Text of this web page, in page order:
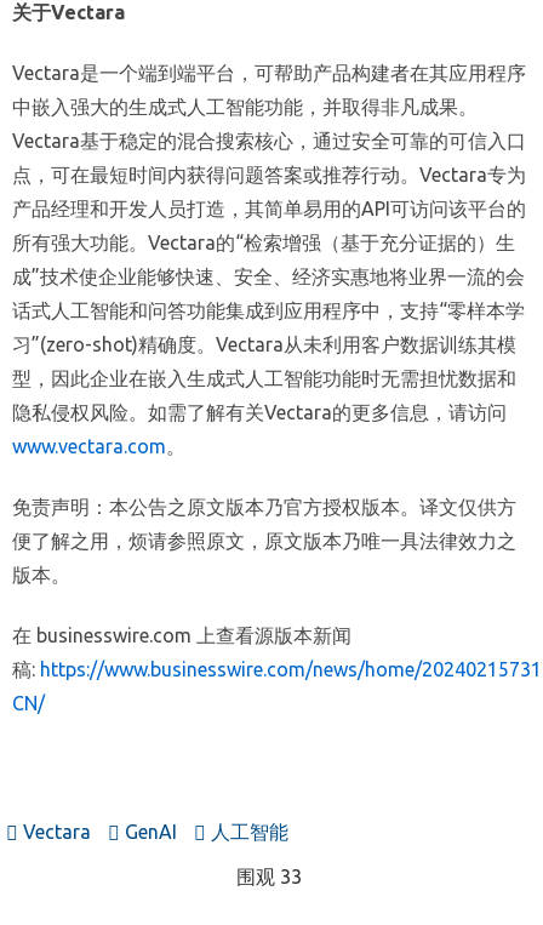
关于Vectara
Vectara是一个端到端平台，可帮助产品构建者在其应用程序
中嵌入强大的生成式人工智能功能，并取得非凡成果。
Vectara基于稳定的混合搜索核心，通过安全可靠的可信入口
点，可在最短时间内获得问题答案或推荐行动。Vectara专为
产品经理和开发人员打造，其简单易用的API可访问该平台的
所有强大功能。Vectara的“检索增强（基于充分证据的）生
成”技术使企业能够快速、安全、经济实惠地将业界一流的会
话式人工智能和问答功能集成到应用程序中，支持“零样本学
习”(zero-shot)精确度。Vectara从未利用客户数据训练其模
型，因此企业在嵌入生成式人工智能功能时无需担忧数据和
隐私侵权风险。如需了解有关Vectara的更多信息，请访问
www.vectara.com。
免责声明：本公告之原文版本乃官方授权版本。译文仅供方
便了解之用，烦请参照原文，原文版本乃唯一具法律效力之
版本。
在 businesswire.com 上查看源版本新闻
稿: https://www.businesswire.com/news/home/
CN/
Vectara GenAI 人工智能
围观 33